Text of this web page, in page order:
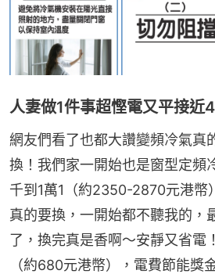
人妻做1件事超慳電又平接近
網友們看了也都大讚變頻冷氣真
換！我們家一開始也是窗型定頻
千到1萬1（約2350-2870元港幣
真的要換，一開始都不聽我的，
了，換完真是香啊～安靜又省電
（約680元港幣），電費節能獎